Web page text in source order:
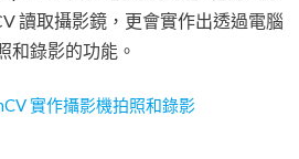
讀取攝影鏡，更會實作出透過電腦
和錄影的功能。
實作攝影機拍照和錄影